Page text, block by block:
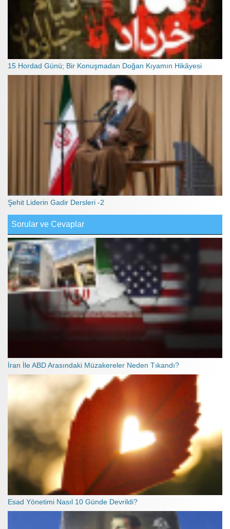
15 Hordad Günü; Bir Konuşmadan Doğan Kıyamın Hikâyesi
Şehit Liderin Gadir Dersleri -2
Sorular ve Cevaplar
İran İle ABD Arasındaki Müzakereler Neden Tıkandı?
Esad Yönetimi Nasıl 10 Günde Devrildi?